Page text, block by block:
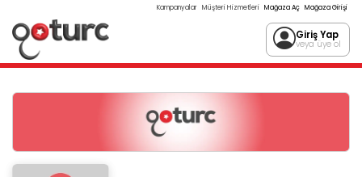
Kampanyalar Müşteri Hizmetleri Mağaza Aç Mağaza Girişi
Giriş Yap
veya üye ol